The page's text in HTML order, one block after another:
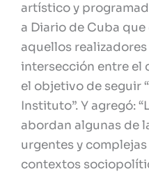
artístico y
a Diario de Cuba que
aquellos
intersección entre el
el objetivo de seguir
Instituto”. Y agregó:
abordan algunas de
urgentes y
contextos